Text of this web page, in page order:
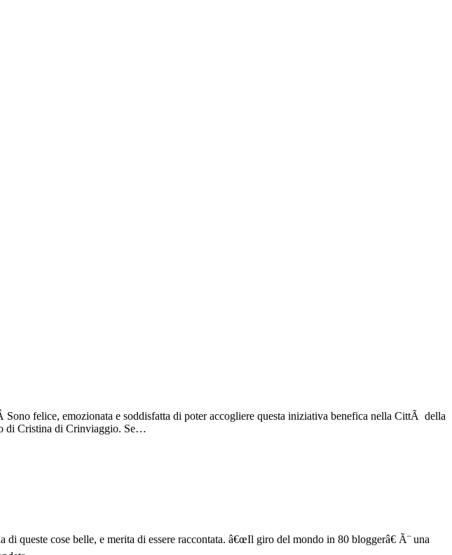
felice, emozionata e soddisfatta di poter accogliere questa iniziativa benefica nella CittÃ della
di Cristina di Crinviaggio. Se…
queste cose belle, e merita di essere raccontata. â€œIl giro del mondo in 80 bloggerâ€ Ã¨ una